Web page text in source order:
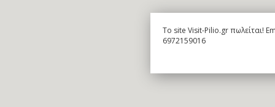
To site Visit-Pilio.gr πωλείται!
6972159016